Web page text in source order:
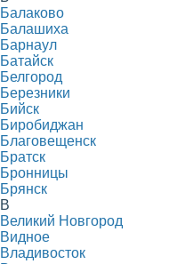
Балаково
Балашиха
Барнаул
Батайск
Белгород
Березники
Бийск
Биробиджан
Благовещенск
Братск
Бронницы
Брянск
В
Великий Новгород
Видное
Владивосток